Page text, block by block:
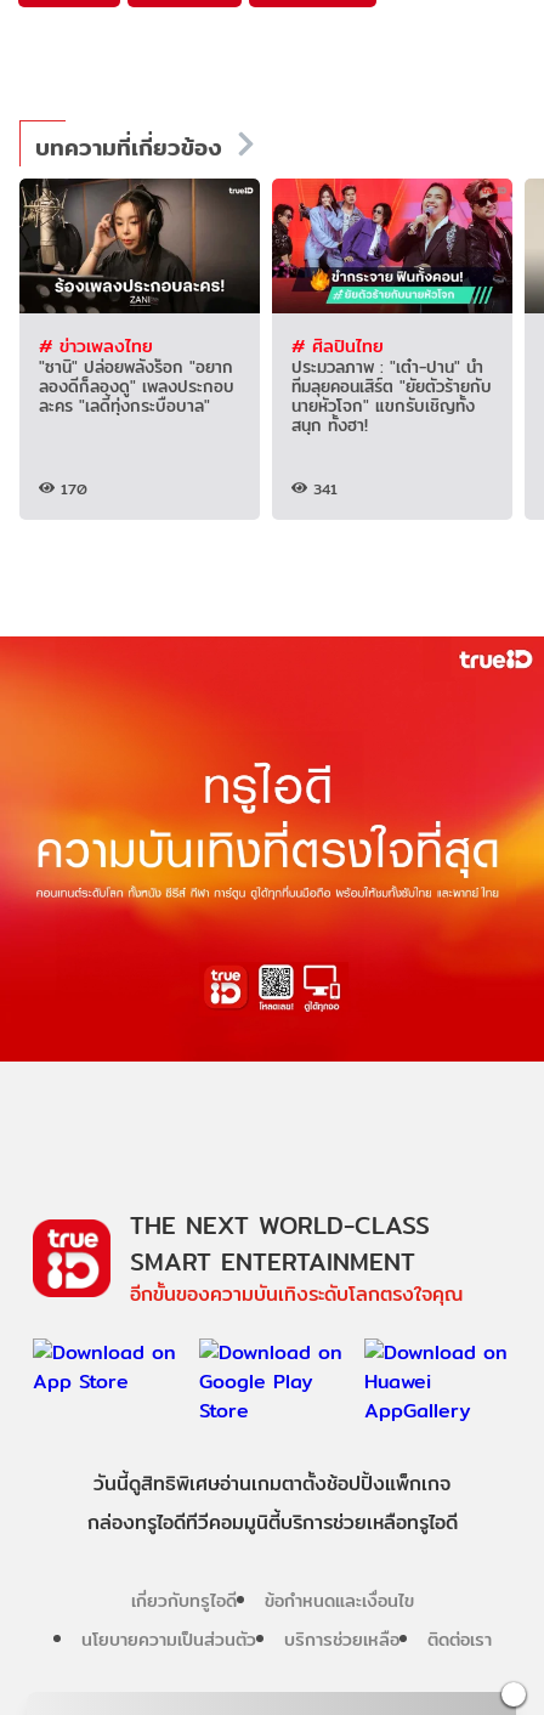
บทความที่เกี่ยวข้อง
# ข่าวเพลงไทย
"ซานิ" ปล่อยพลังร็อก "อยาก
ลองดีก็ลองดู" เพลงประกอบ
ละคร "เลดี้ทุ่งกระบือบาล"
170
# ศิลปินไทย
ประมวลภาพ : "เต๋า-ปาน" นำ
ทีมลุยคอนเสิร์ต "ยัยตัวร้ายกับ
นายหัวโจก" แขกรับเชิญทั้ง
สนุก ทั้งฮา!
341
THE NEXT WORLD-CLASS
SMART ENTERTAINMENT
อีกขั้นของความบันเทิงระดับโลกตรงใจคุณ
วันนี้ดูสิทธิพิเศษอ่านเกมตาตั้งช้อปปิ้งแพ็กเกจ
กล่องทรูไอดีทีวีคอมมูนิตี้บริการช่วยเหลือทรูไอดี
เกี่ยวกับทรูไอดี
ข้อกำหนดและเงื่อนไข
นโยบายความเป็นส่วนตัว
บริการช่วยเหลือ ติดต่อเรา